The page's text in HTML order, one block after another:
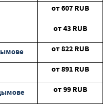
от607 RUB
от43 RUB
от822 RUB
от891 RUB
от99 RUB